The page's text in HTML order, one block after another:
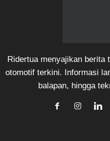
Ridertua menyajikan berita
otomotif terkini. Informasi
balapan, hingga